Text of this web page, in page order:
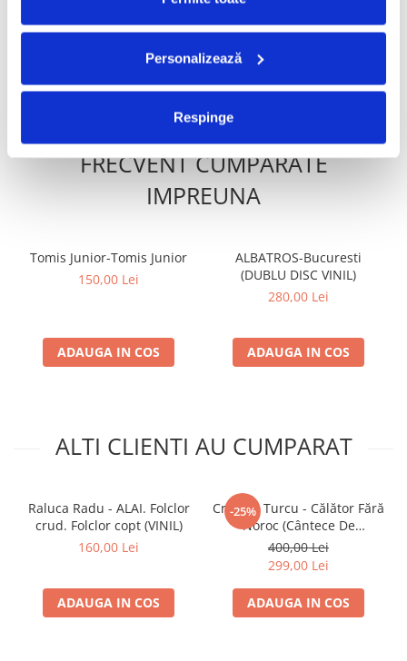
Personalizează
Respinge
ADAUGA IN COS ADAUGA IN COS
FRECVENT CUMPARATE
IMPREUNA
Tomis Junior-Tomis Junior
150,00 Lei
ADAUGA IN COS
ALBATROS-Bucuresti
(DUBLU DISC VINIL)
280,00 Lei
ADAUGA IN COS
ALTI CLIENTI AU CUMPARAT
Raluca Radu - ALAI. Folclor
crud. Folclor copt (VINIL)
160,00 Lei
ADAUGA IN COS
-25%
Cristina Turcu - Călător Fără
Noroc (Cântece De
Petrecere) (VINIL)
400,00 Lei
299,00 Lei
ADAUGA IN COS